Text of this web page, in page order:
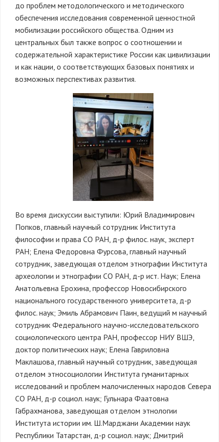
до проблем методологического и методического
обеспечения исследования современной ценностной
мобилизации российского общества. Одним из
центральных был также вопрос о соотношении и
содержательной характеристике России как цивилизации
и как нации, о соответствующих базовых понятиях и
возможных перспективах развития.
Во время дискуссии выступили: Юрий Владимирович
Попков, главный научный сотрудник Института
философии и права СО РАН, д-р филос. наук, эксперт
РАН; Елена Федоровна Фурсова, главный научный
сотрудник, заведующая отделом этнографии Института
археологии и этнографии СО РАН, д-р ист. Наук; Елена
Анатольевна Ерохина, профессор Новосибирского
национального государственного университета, д-р
филос. наук; Эмиль Абрамович Паин, ведущий м научный
сотрудник Федерального научно-исследовательского
социологического центра РАН, профессор НИУ ВШЭ,
доктор политических наук; Елена Гавриловна
Маклашова, главный научный сотрудник, заведующая
отделом этносоциологии Института гуманитарных
исследований и проблем малочисленных народов Севера
СО РАН, д-р социол. наук; Гульнара Фаатовна
Габрахманова, заведующая отделом этнологии
Института истории им. Ш.Марджани Академии наук
Республики Татарстан, д-р социол. наук; Дмитрий